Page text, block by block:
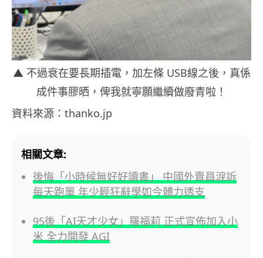
▲ 不過衰在要長期插電，加左條 USB線之後，真係
成件事膠晒，俾我就寧願繼續做廢青啦！
資料來源：thanko.jp
相關文章:
後悔「小時候無好好讀書」 中國外賣員淚訴
每天跑單 年少輕狂辭學如今體力透支
95後「AI天才少女」羅福莉 正式宣佈加入小
米 全力開發 AGI